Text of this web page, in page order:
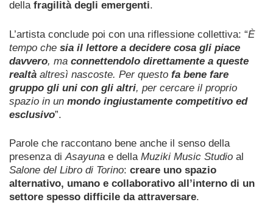
della fragilità degli emergenti.
L’artista conclude poi con una riflessione collettiva: “È
tempo che sia il lettore a decidere cosa gli piace
davvero, ma connettendolo direttamente a queste
realtà altresì nascoste. Per questo fa bene fare
gruppo gli uni con gli altri, per cercare il proprio
spazio in un mondo ingiustamente competitivo ed
esclusivo”.
Parole che raccontano bene anche il senso della
presenza diAsayuna e della Muziki Music Studio al
Salone del Libro di Torino: creare uno spazio
alternativo, umano e collaborativo all’interno di un
settore spesso difficile da attraversare.